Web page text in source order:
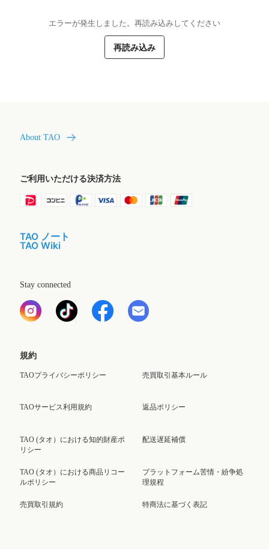
エラーが発生しました。再読み込みしてください
再読み込み
About TAO
ご利用いただける決済方法
TAO ノート
TAO Wiki
Stay connected
規約
TAOプライバシーポリシー
TAOサービス利用規約
TAO (タオ）における知的財産ポ
リシー
TAO (タオ）における商品リコー
ルポリシー
売買取引規約
売買取引基本ルール
返品ポリシー
配送遅延補償
プラットフォーム苦情・紛争処
理規程
特商法に基づく表記